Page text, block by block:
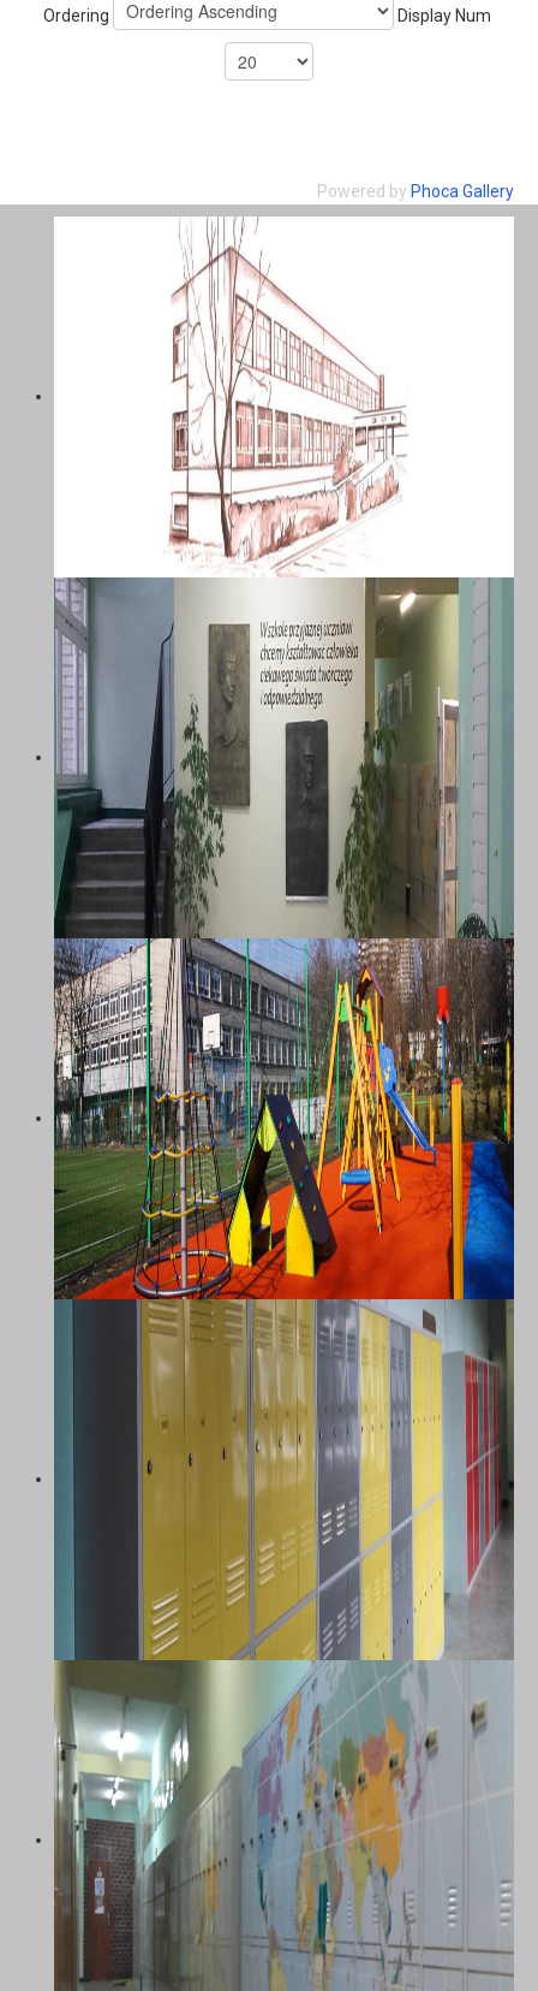
Ordering Display Num
Powered by Phoca Gallery
SZKOŁA PODSTAWOWA NR 58 Z
ODDZIAŁAMI INTEGRACYJNYMI IM.
MARII DĄBROWSKIEJ W
KATOWICACH